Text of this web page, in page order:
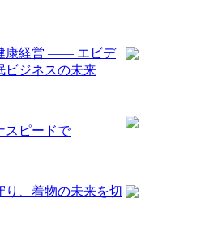
康経営 ―― エビデ
ビジネスの未来
スピードで
り、着物の未来を切